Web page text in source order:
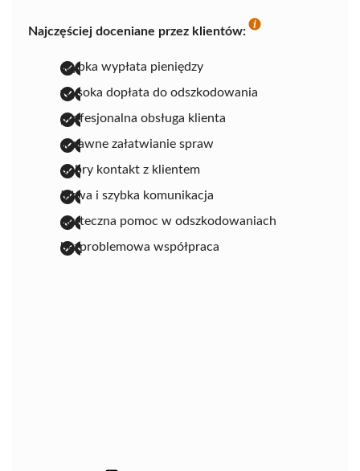
Najczęściej doceniane przez klientów:
szybka wypłata pieniędzy
wysoka dopłata do odszkodowania
profesjonalna obsługa klienta
sprawne załatwianie spraw
dobry kontakt z klientem
łatwa i szybka komunikacja
skuteczna pomoc w odszkodowaniach
bezproblemowa współpraca